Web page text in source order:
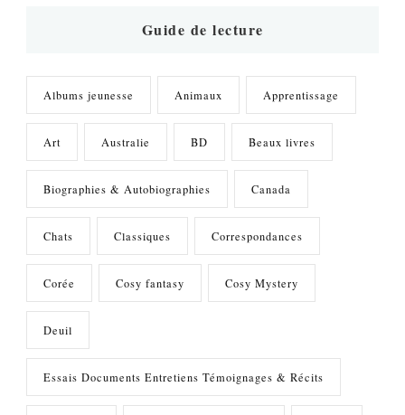
Guide de lecture
Albums jeunesse Animaux Apprentissage
Art Australie BD Beaux livres
Biographies & Autobiographies Canada
Chats Classiques Correspondances
Corée Cosy fantasy Cosy Mystery
Deuil
Essais Documents Entretiens Témoignages & Récits